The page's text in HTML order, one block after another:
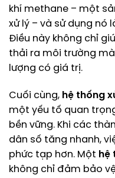
khí methane – một
xử lý – và sử dụng nó
Điều này không chỉ
thải ra môi trường
lượng có giá trị.
Cuối cùng, hệ thống
một yếu tố quan
bền vững. Khi các
dân số tăng nhanh,
phức tạp hơn. Một hệ
không chỉ đảm bảo